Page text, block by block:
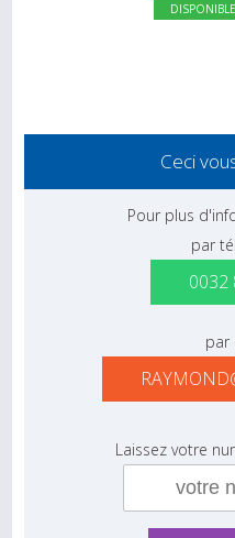
Ceci
Pour plus
par
0032
par
Laissez votre